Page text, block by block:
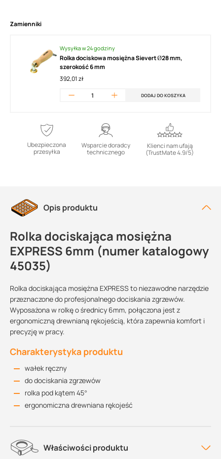
Zamienniki
Wysyłka w 24 godziny
Rolka dociskowa mosiężna Sievert Ø28 mm,
szerokość 6 mm
392,01 zł
DODAJ DO KOSZYKA
Ubezpieczona
przesyłka
Wsparcie doradcy
technicznego
Klienci nam ufają
(TrustMate 4.9/5)
Opis produktu
Rolka dociskająca mosiężna
EXPRESS 6mm (numer katalogowy
45035)
Rolka dociskająca mosiężna EXPRESS to niezawodne narzędzie
przeznaczone do profesjonalnego dociskania zgrzewów.
Wyposażona w rolkę o średnicy 6mm, połączona jest z
ergonomiczną drewnianą rękojeścią, która zapewnia komfort i
precyzję w pracy.
Charakterystyka produktu
wałek ręczny
do dociskania zgrzewów
rolka pod kątem 45°
ergonomiczna drewniana rękojeść
Właściwości produktu